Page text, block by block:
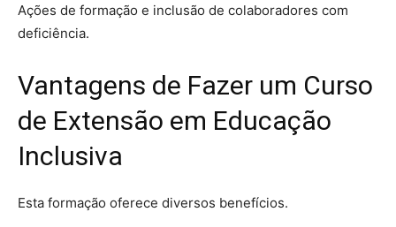
Ações de formação e inclusão de colaboradores com
deficiência.
Vantagens de Fazer um Curso
de Extensão em Educação
Inclusiva
Esta formação oferece diversos benefícios.